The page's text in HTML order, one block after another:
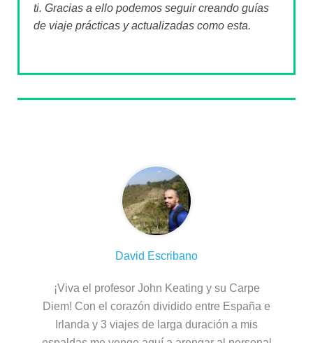
ti. Gracias a ello podemos seguir creando guías
de viaje prácticas y actualizadas como esta.
David Escribano
¡Viva el profesor John Keating y su Carpe
Diem! Con el corazón dividido entre España e
Irlanda y 3 viajes de larga duración a mis